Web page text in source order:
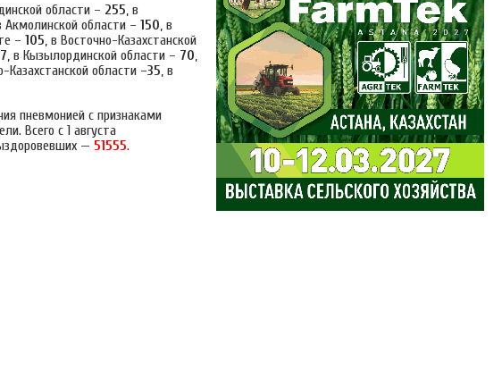
области – 255, в
Акмолинской области – 150, в
– 105, в Восточно-Казахстанской
, в Кызылординской области – 70,
Казахстанской области –35, в
пневмонией с признаками
Всего с 1 августа
— 51555.